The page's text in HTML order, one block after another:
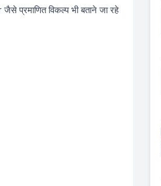
प्रमाणित विकल्प भी बताने जा रहे